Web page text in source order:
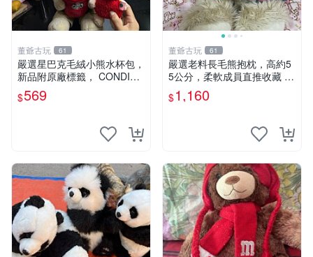
董爺古玩 61
嚴選星巴克毛絨小熊水杯包，
新品附原廠標籤， CONDITI
ON 良好，詳情請參閱商品圖
片。 星巴克 毛絨小熊 水杯包
$569
董爺古玩 61
嚴選老料長毛熊抱枕，高約5
5公分，柔軟成員直推收藏 長
毛熊 柔軟熊抱枕 55公分
$1,160